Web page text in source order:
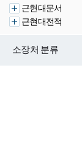
근현대문서
근현대전적
소장처 분류